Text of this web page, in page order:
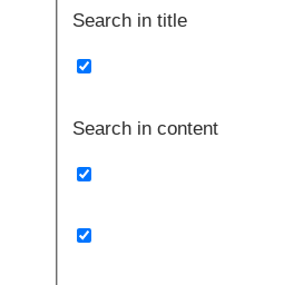
Search in title
Search in content